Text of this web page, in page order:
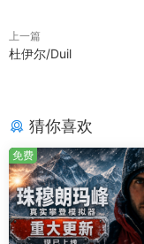
end
(620/
操作系
处理器:
内存: 8
显卡:
higher
上一篇
杜伊尔/Duil
猜你喜欢
免费